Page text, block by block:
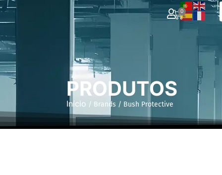
0
|
PRODUTOS
Início / Brands / Bush Protective